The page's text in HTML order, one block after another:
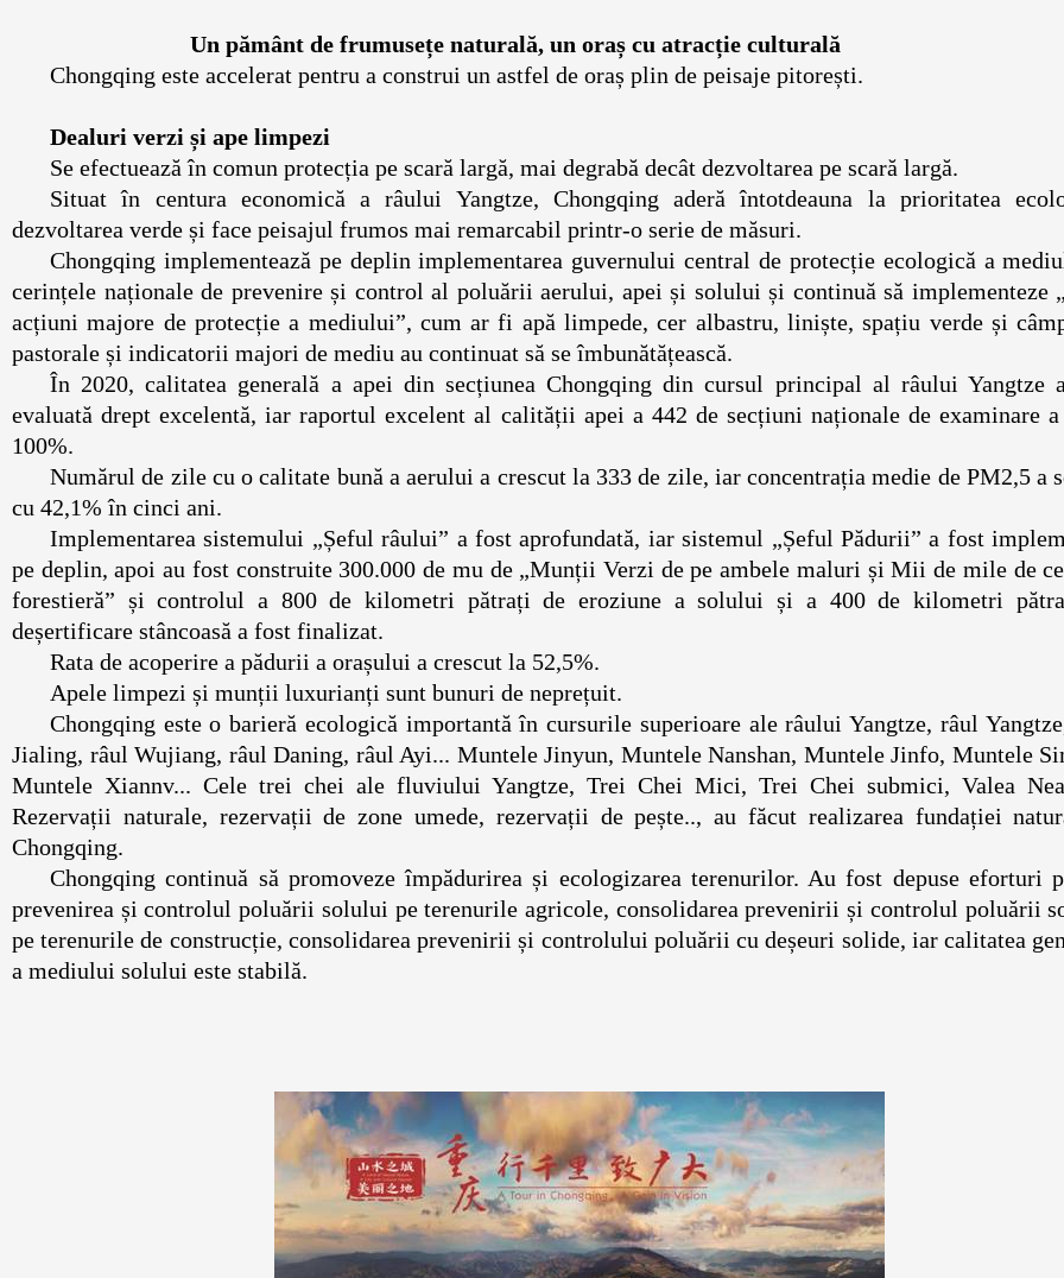
Un pământ de frumusețe naturală, un oraș cu atracție culturală
Chongqing este accelerat pentru a construi un astfel de oraș plin de peisaje pitorești.
Dealuri verzi și ape limpezi
Se efectuează în comun protecția pe scară largă, mai degrabă decât dezvoltarea pe scară largă.
Situat în centura economică a râului Yangtze, Chongqing aderă întotdeauna la prioritatea
dezvoltarea verde și face peisajul frumos mai remarcabil printr-o serie de măsuri.
Chongqing implementează pe deplin implementarea guvernului central de protecție ecologică a
cerințele naționale de prevenire și control al poluării aerului, apei și solului și continuă să implementeze
acțiuni majore de protecție a mediului”, cum ar fi apă limpede, cer albastru, liniște, spațiu verde și
pastorale și indicatorii majori de mediu au continuat să se îmbunătățească.
În 2020, calitatea generală a apei din secțiunea Chongqing din cursul principal al râului Yangtze
evaluată drept excelentă, iar raportul excelent al calității apei a 442 de secțiuni naționale de examinare a
100%.
Numărul de zile cu o calitate bună a aerului a crescut la 333 de zile, iar concentrația medie de PM2,5 a
cu 42,1% în cinci ani.
Implementarea sistemului „Șeful râului” a fost aprofundată, iar sistemul „Șeful Pădurii” a fost
pe deplin, apoi au fost construite 300.000 de mu de „Munții Verzi de pe ambele maluri și Mii de mile de
forestieră” și controlul a 800 de kilometri pătrați de eroziune a solului și a 400 de kilometri
deșertificare stâncoasă a fost finalizat.
Rata de acoperire a pădurii a orașului a crescut la 52,5%.
Apele limpezi și munții luxurianți sunt bunuri de neprețuit.
Chongqing este o barieră ecologică importantă în cursurile superioare ale râului Yangtze, râul
Jialing, râul Wujiang, râul Daning, râul Ayi... Muntele Jinyun, Muntele Nanshan, Muntele Jinfo, Muntele
Muntele Xiannv... Cele trei chei ale fluviului Yangtze, Trei Chei Mici, Trei Chei submici, Valea
Rezervații naturale, rezervații de zone umede, rezervații de pește.., au făcut realizarea fundației
Chongqing.
Chongqing continuă să promoveze împădurirea și ecologizarea terenurilor. Au fost depuse eforturi
prevenirea și controlul poluării solului pe terenurile agricole, consolidarea prevenirii și controlul poluării
pe terenurile de construcție, consolidarea prevenirii și controlului poluării cu deșeuri solide, iar calitatea
a mediului solului este stabilă.